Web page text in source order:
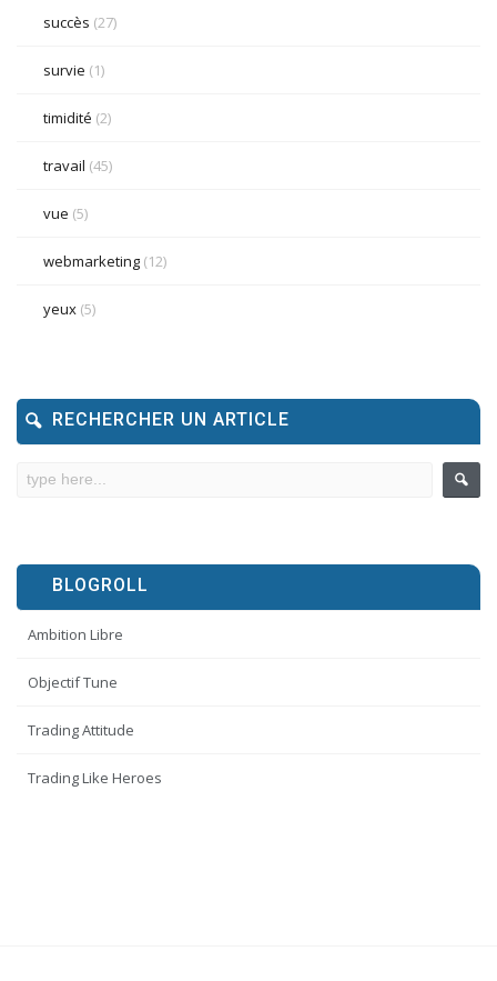
succès (27)
survie (1)
timidité (2)
travail (45)
vue (5)
webmarketing (12)
yeux (5)
RECHERCHER UN ARTICLE
BLOGROLL
Ambition Libre
Objectif Tune
Trading Attitude
Trading Like Heroes